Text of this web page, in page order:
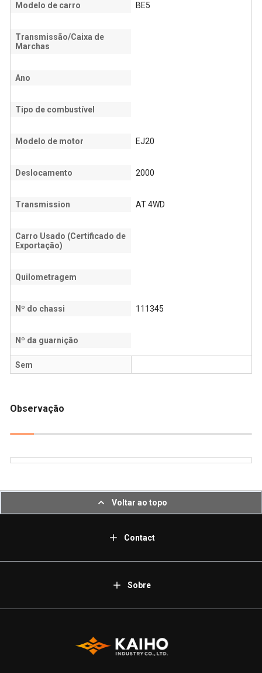
Modelo de carro BE5
Transmissão/Caixa de
Marchas
Ano
Tipo de combustível
Modelo de motor EJ20
Deslocamento 2000
Transmission AT 4WD
Carro Usado (Certificado de
Exportação)
Quilometragem
Nº do chassi 111345
Nº da guarnição
Sem
Observação
Voltar ao topo
Contact
Sobre